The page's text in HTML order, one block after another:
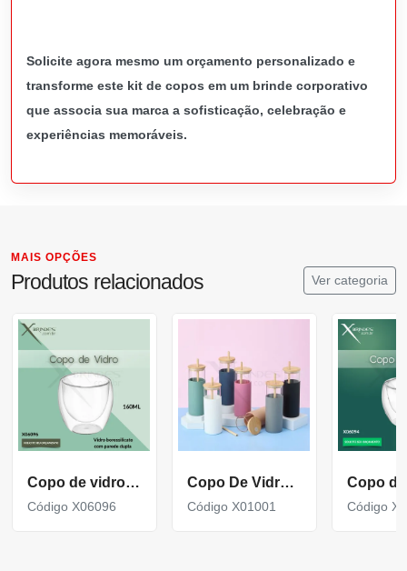
Solicite agora mesmo um orçamento personalizado e
transforme este kit de copos em um brinde corporativo
que associa sua marca a sofisticação, celebração e
experiências memoráveis.
MAIS OPÇÕES
Produtos relacionados Ver categoria
Copo de vidro 160ML borossilicato parede dupla X06096
Código X06096
Copo De Vidro 500Ml
Código X01001 Código